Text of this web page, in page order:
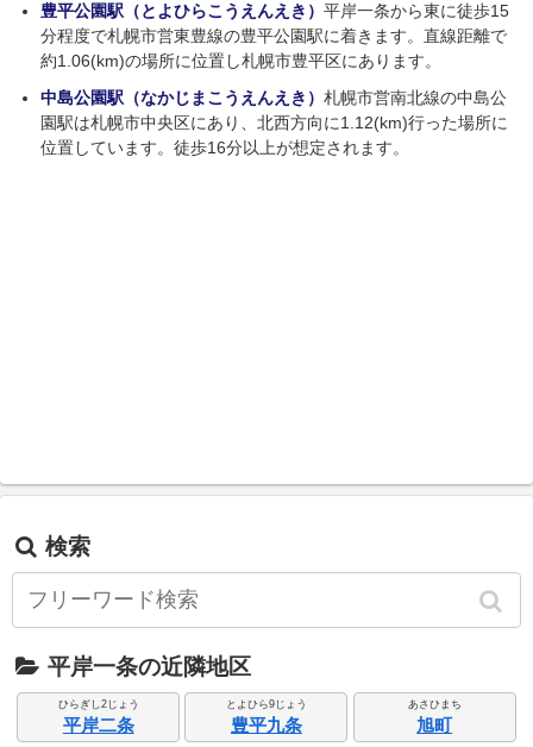
豊平公園駅（とよひらこうえんえき） 平岸一条から東に徒歩15
分程度で札幌市営東豊線の豊平公園駅に着きます。直線距離で
約1.06(km)の場所に位置し札幌市豊平区にあります。
中島公園駅（なかじまこうえんえき） 札幌市営南北線の中島公
園駅は札幌市中央区にあり、北西方向に1.12(km)行った場所に
位置しています。徒歩16分以上が想定されます。
検索
平岸一条の近隣地区
ひらぎし2じょう
平岸二条
とよひら9じょう
豊平九条
あさひまち
旭町